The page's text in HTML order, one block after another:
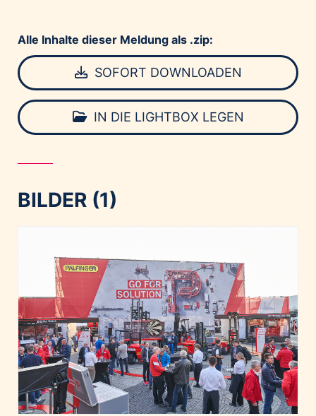
Alle Inhalte dieser Meldung als .zip:
SOFORT DOWNLOADEN
IN DIE LIGHTBOX LEGEN
BILDER (1)